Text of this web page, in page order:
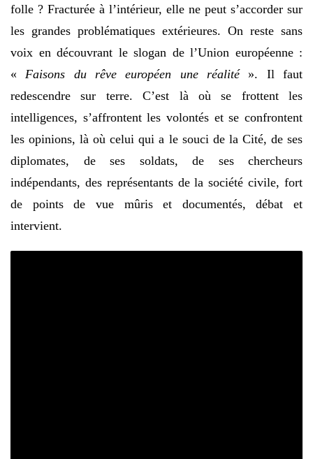
folle ? Fracturée à l’intérieur, elle ne peut s’accorder sur
les grandes problématiques extérieures. On reste sans
voix en découvrant le slogan de l’Union européenne :
« Faisons du rêve européen une réalité». Il faut
redescendre sur terre. C’est là où se frottent les
intelligences, s’affrontent les volontés et se confrontent
les opinions, là où celui qui a le souci de la Cité, de ses
diplomates, de ses soldats, de ses chercheurs
indépendants, des représentants de la société civile, fort
de points de vue mûris et documentés, débat et
intervient.